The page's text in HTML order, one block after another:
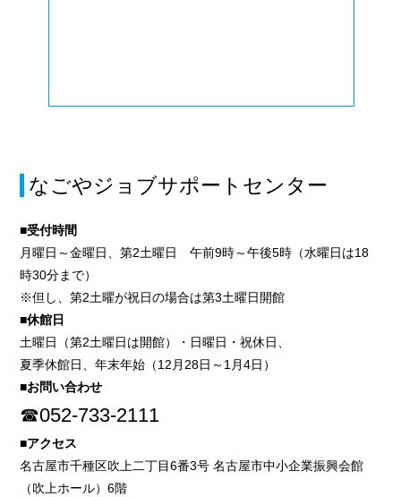
なごやジョブサポートセンター
■受付時間
月曜日～金曜日、第2土曜日 午前9時～午後5時（水曜日は18
時30分まで）
※但し、第2土曜が祝日の場合は第3土曜日開館
■休館日
土曜日（第2土曜日は開館）・日曜日・祝休日、
夏季休館日、年末年始（12月28日～1月4日）
■お問い合わせ
☎052-733-2111
■アクセス
名古屋市千種区吹上二丁目6番3号 名古屋市中小企業振興会館
（吹上ホール）6階